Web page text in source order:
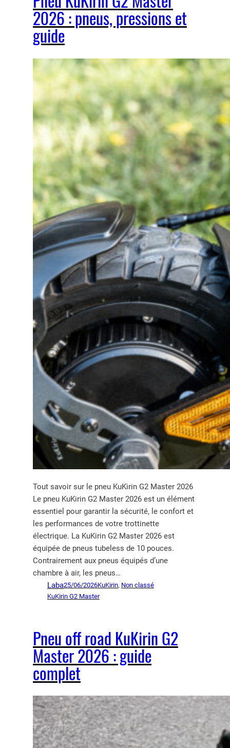
2026 : pneus, pressions et
guide
Tout savoir sur le pneu KuKirin G2 Master 2026
Le pneu KuKirin G2 Master 2026 est un élément
essentiel pour garantir la sécurité, le confort et
les performances de votre trottinette
électrique. La KuKirin G2 Master 2026 est
équipée de pneus tubeless de 10 pouces.
Contrairement aux pneus équipés d’une
chambre à air, les pneus…
Laba25/06/2026KuKirin, Non classé
KuKirin G2 Master
Pneu off road KuKirin G2
Master 2026 : guide
complet